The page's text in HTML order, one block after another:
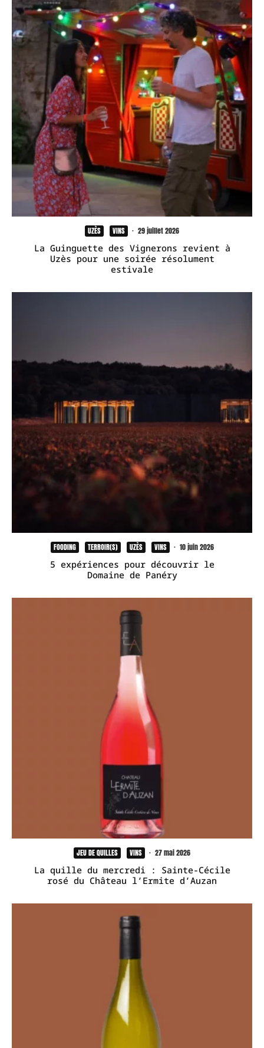
UZÈS VINS · 29 juillet 2026
La Guinguette des Vignerons revient à
Uzès pour une soirée résolument
estivale
FOODING TERROIR(S) UZÈS VINS · 10 juin 2026
5 expériences pour découvrir le
Domaine de Panéry
JEU DE QUILLES VINS · 27 mai 2026
La quille du mercredi : Sainte-Cécile
rosé du Château l’Ermite d’Auzan